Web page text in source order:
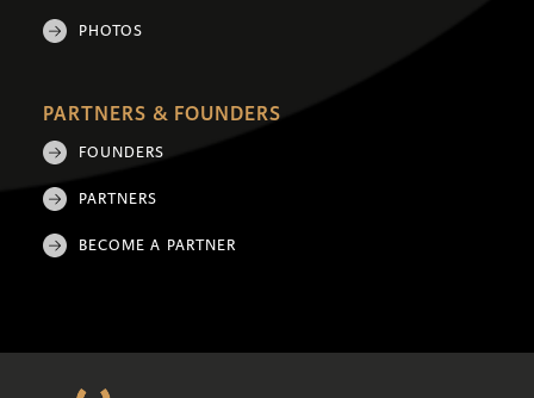
PHOTOS
PARTNERS & FOUNDERS
FOUNDERS
PARTNERS
BECOME A PARTNER